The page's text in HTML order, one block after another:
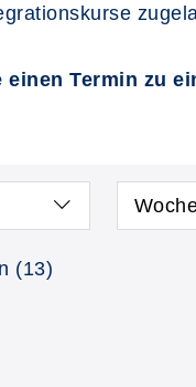
einen Termin zu
(13)